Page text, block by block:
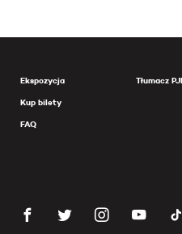
Ekspozycja
Kup bilety
FAQ
Tłumacz